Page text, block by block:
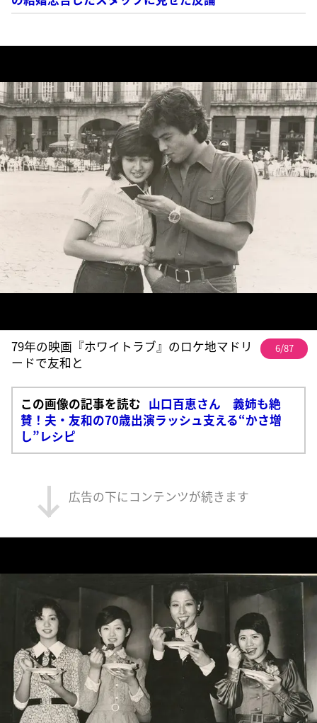
79年の映画『ホワイトラブ』のロケ地マドリ
ードで友和と
6/87
この画像の記事を読む 山口百恵さん 義姉も絶
賛！夫・友和の70歳出演ラッシュ支える“かさ増
し”レシピ
広告の下にコンテンツが続きます